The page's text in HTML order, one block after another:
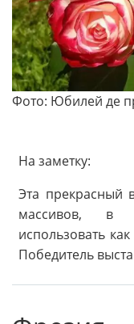
Фото: Юбилей де
На заметку:
Эта прекрасный
массивов, в
использовать
Победитель